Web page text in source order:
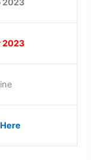
2023
2023